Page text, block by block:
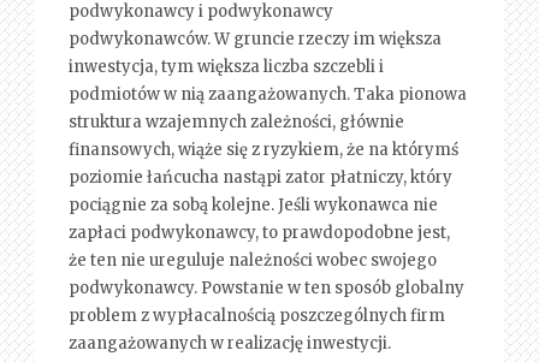
podwykonawcy i podwykonawcy
podwykonawców. W gruncie rzeczy im większa
inwestycja, tym większa liczba szczebli i
podmiotów w nią zaangażowanych. Taka pionowa
struktura wzajemnych zależności, głównie
finansowych, wiąże się z ryzykiem, że na którymś
poziomie łańcucha nastąpi zator płatniczy, który
pociągnie za sobą kolejne. Jeśli wykonawca nie
zapłaci podwykonawcy, to prawdopodobne jest,
że ten nie ureguluje należności wobec swojego
podwykonawcy. Powstanie w ten sposób globalny
problem z wypłacalnością poszczególnych firm
zaangażowanych w realizację inwestycji.